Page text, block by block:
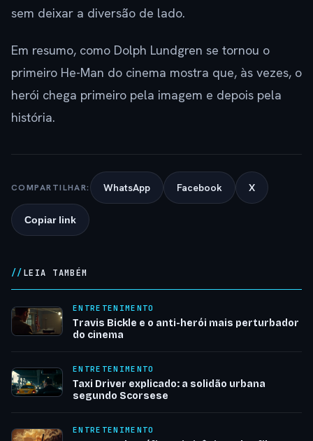
sem deixar a diversão de lado.
Em resumo, como Dolph Lundgren se tornou o
primeiro He-Man do cinema mostra que, às vezes, o
herói chega primeiro pela imagem e depois pela
história.
COMPARTILHAR: WhatsApp Facebook X
Copiar link
LEIA TAMBÉM
ENTRETENIMENTO
Travis Bickle e o anti-herói mais perturbador
do cinema
ENTRETENIMENTO
Taxi Driver explicado: a solidão urbana
segundo Scorsese
ENTRETENIMENTO